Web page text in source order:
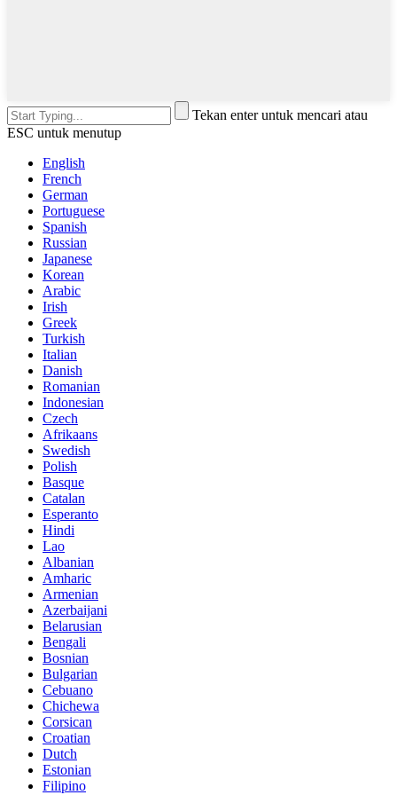
Tekan enter untuk mencari atau
ESC untuk menutup
English
French
German
Portuguese
Spanish
Russian
Japanese
Korean
Arabic
Irish
Greek
Turkish
Italian
Danish
Romanian
Indonesian
Czech
Afrikaans
Swedish
Polish
Basque
Catalan
Esperanto
Hindi
Lao
Albanian
Amharic
Armenian
Azerbaijani
Belarusian
Bengali
Bosnian
Bulgarian
Cebuano
Chichewa
Corsican
Croatian
Dutch
Estonian
Filipino